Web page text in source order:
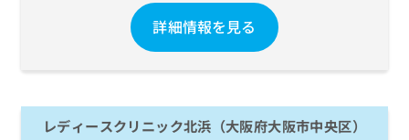
詳細情報を見る
レディースクリニック北浜（大阪府大阪市中央区）